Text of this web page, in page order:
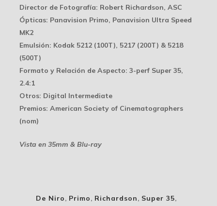
Director de Fotografía: Robert Richardson, ASC
Ópticas: Panavision Primo, Panavision Ultra Speed
MK2
Emulsión: Kodak 5212 (100T), 5217 (200T) & 5218
(500T)
Formato y Relación de Aspecto: 3-perf Super 35,
2.4:1
Otros: Digital Intermediate
Premios: American Society of Cinematographers
(nom)
Vista en 35mm & Blu-ray
De Niro, Primo, Richardson, Super 35,